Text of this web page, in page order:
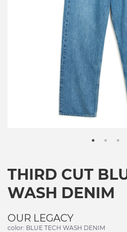
THIRD CUT
WASH DENIM
OUR LEGACY
color: BLUE TECH WASH DENIM